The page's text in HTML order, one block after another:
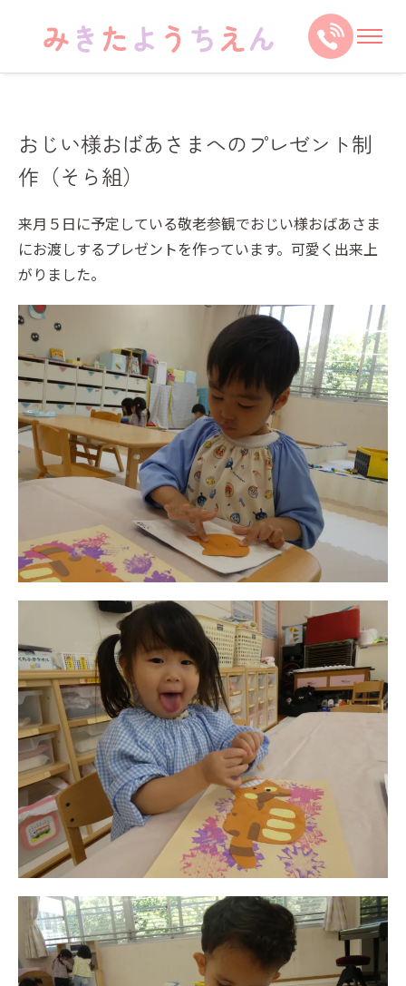
おじい様おばあさまへのプレゼント制
作（そら組）
来月５日に予定している敬老参観でおじい様おばあさま
にお渡しするプレゼントを作っています。可愛く出来上
がりました。